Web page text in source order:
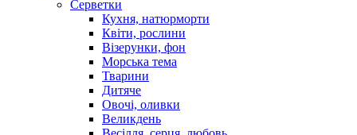
Серветки
Кухня, натюрморти
Квіти, рослини
Візерунки, фон
Морська тема
Тварини
Дитяче
Овочі, оливки
Великдень